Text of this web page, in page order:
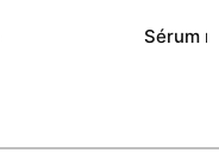
Sérum